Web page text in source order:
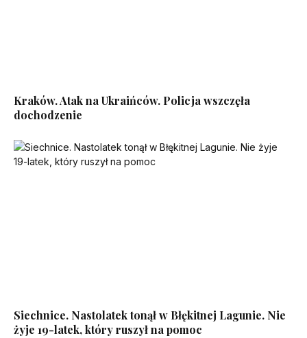
Kraków. Atak na Ukraińców. Policja wszczęła
dochodzenie
Siechnice. Nastolatek tonął w Błękitnej Lagunie. Nie
żyje 19-latek, który ruszył na pomoc